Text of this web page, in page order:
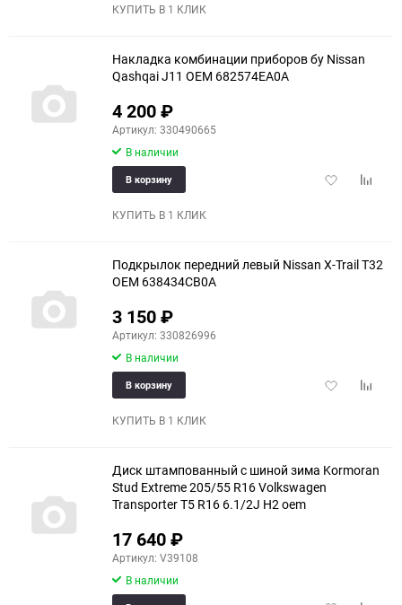
КУПИТЬ В 1 КЛИК
Накладка комбинации приборов бу Nissan
Qashqai J11 OEM 682574EA0A
4 200₽
Артикул: 330490665
В наличии
Добавить
В корзину
КУПИТЬ В 1 КЛИК
Подкрылок передний левый Nissan X-Trail T32
OEM 638434CB0A
3 150₽
Артикул: 330826996
В наличии
Добавить
В корзину
КУПИТЬ В 1 КЛИК
Диск штампованный c шиной зима Kormoran
Stud Extreme 205/55 R16 Volkswagen
Transporter T5 R16 6.1/2J H2 oem
17 640₽
Артикул: V39108
В наличии